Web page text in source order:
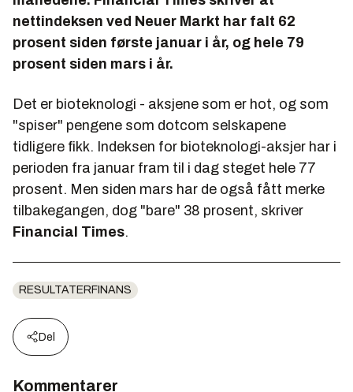
nettindeksen ved Neuer Markt har falt 62
prosent siden første januar i år, og hele 79
prosent siden mars i år.
Det er bioteknologi - aksjene som er hot, og som
"spiser" pengene som dotcom selskapene
tidligere fikk. Indeksen for bioteknologi-aksjer har i
perioden fra januar fram til i dag steget hele 77
prosent. Men siden mars har de også fått merke
tilbakegangen, dog "bare" 38 prosent, skriver
Financial Times.
RESULTATERFINANS
Del
Kommentarer